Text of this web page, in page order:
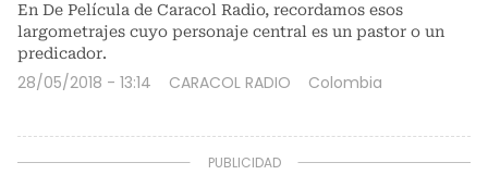
En De Película de Caracol Radio, recordamos esos
largometrajes cuyo personaje central es un pastor o un
predicador.
28/05/2018 - 13:14 CARACOL RADIO Colombia